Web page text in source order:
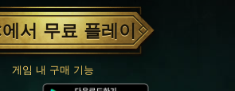
서 무료 플레이
게임 내 구매 기능